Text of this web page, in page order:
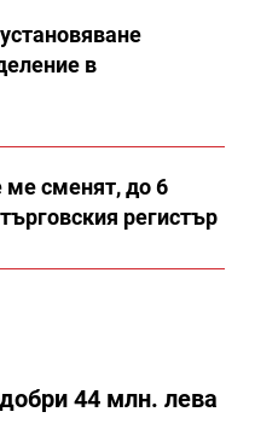
в
ме сменят, до 6
регистър
44 млн. лева